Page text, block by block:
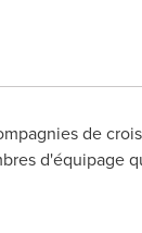
de
d'équipage